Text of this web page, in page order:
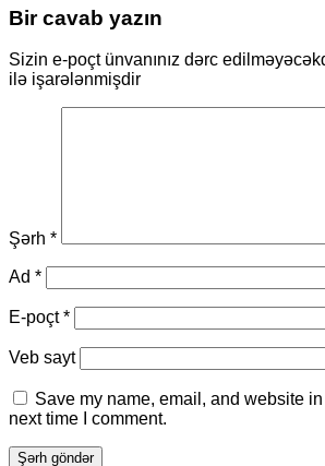
Bir cavab yazın
Sizin e-poçt ünvanınız dərc
ilə işarələnmişdir
Şərh *
Ad *
E-poçt*
Veb sayt
Save my name, email, and website
next time I comment.